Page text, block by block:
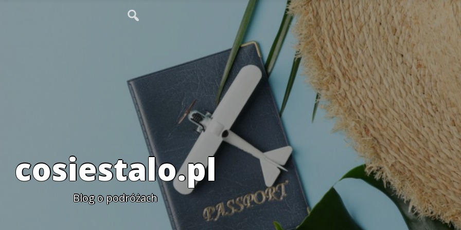
cosiestalo.pl
Blog o podróżach